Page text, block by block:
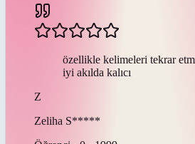
özellikle kelimeleri tekrar
iyi akılda kalıcı
Z
Zeliha S*****